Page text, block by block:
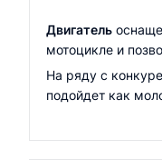
Двигатель
мотоцикле и
На ряду с
подойдет как